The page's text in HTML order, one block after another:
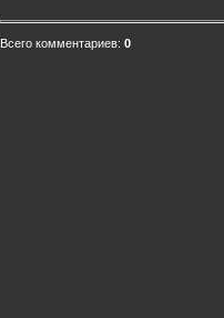
Всего комментариев: 0